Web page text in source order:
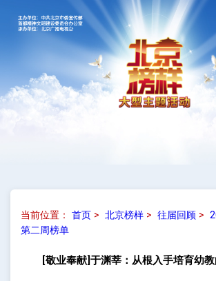
当前位置： 首页> 北京榜样> 往届回顾>
第二周榜单
[敬业奉献]于渊莘：从根入手培育幼